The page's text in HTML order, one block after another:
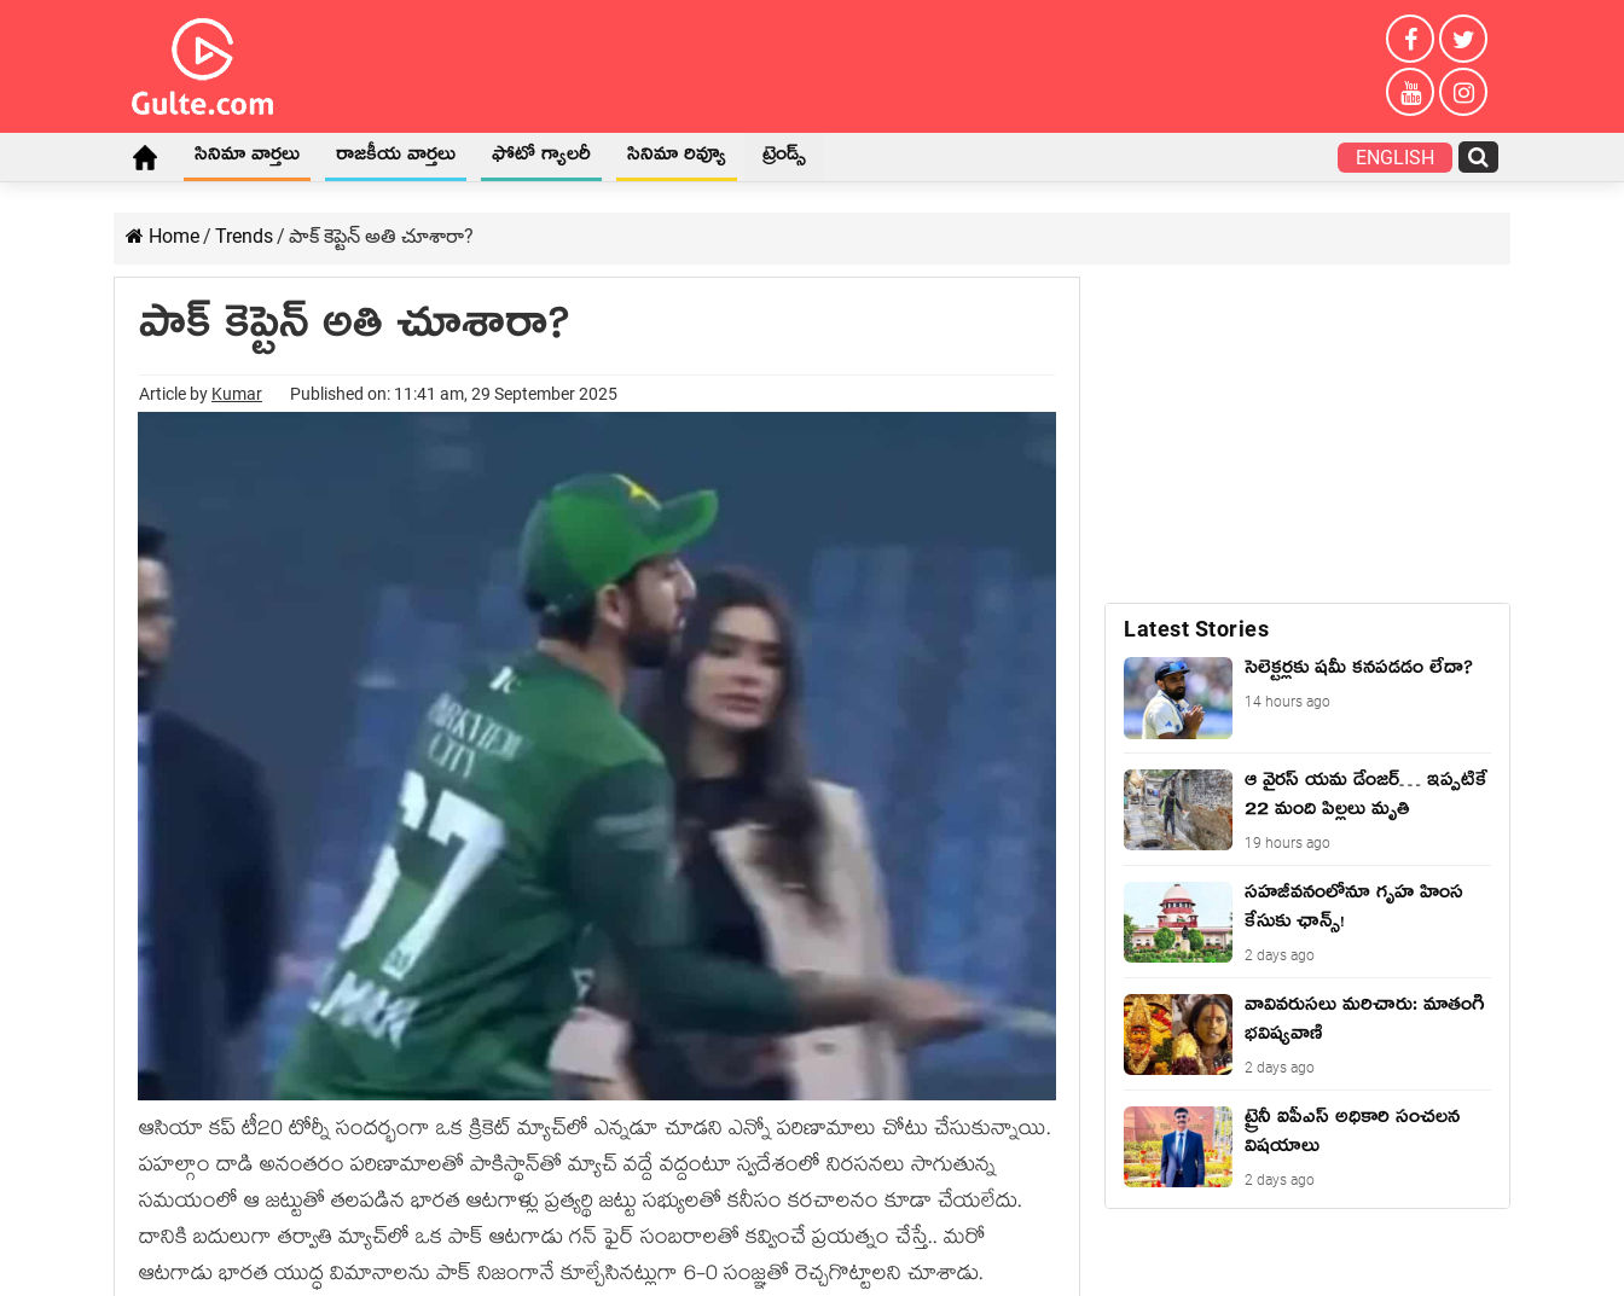
సినిమా వార్తలు రాజకీయ వార్తలు ఫోటో గ్యాలరీ సినిమా రివ్యూ ట్రెండ్స్ ENGLISH
Home/ Trends/ పాక్ కెప్టెన్ అతి చూశారా?
పాక్ కెప్టెన్ అతి చూశారా?
Article by Kumar Published on: 11:41 am, 29 September 2025
ఆసియా కప్ టీ20 టోర్నీ సందర్భంగా ఒక క్రికెట్ మ్యాచ్‌లో ఎన్నడూ చూడని ఎన్నో పరిణామాలు చోటు చేసుకున్నాయి.
పహల్గాం దాడి అనంతరం పరిణామాలతో పాకిస్థాన్‌తో మ్యాచ్ వద్దే వద్దంటూ స్వదేశంలో నిరసనలు సాగుతున్న
సమయంలో ఆ జట్టుతో తలపడిన భారత ఆటగాళ్లు ప్రత్యర్థి జట్టు సభ్యులతో కనీసం కరచాలనం కూడా చేయలేదు.
దానికి బదులుగా తర్వాతి మ్యాచ్‌లో ఒక పాక్ ఆటగాడు గన్ ఫైర్ సంబరాలతో కవ్వించే ప్రయత్నం చేస్తే.. మరో
ఆటగాడు భారత యుద్ధ విమానాలను పాక్ నిజంగానే కూల్చేసినట్లుగా 6-0 సంజ్ఞతో రెచ్చగొట్టాలని చూశాడు.
Latest Stories
సెలెక్టర్లకు షమీ కనపడడం లేదా?
14 hours ago
ఆ వైరస్ యమ డేంజర్… ఇప్పటికే
22 మంది పిల్లలు మృతి
19 hours ago
సహజీవనంలోనూ గృహ హింస
కేసుకు ఛాన్స్!
2 days ago
వావివ‌రుస‌లు మ‌రిచారు: మాతంగి
భవిష్యవాణి
2 days ago
ట్రైనీ ఐపీఎస్ అధికారి సంచలన
విషయాలు
2 days ago